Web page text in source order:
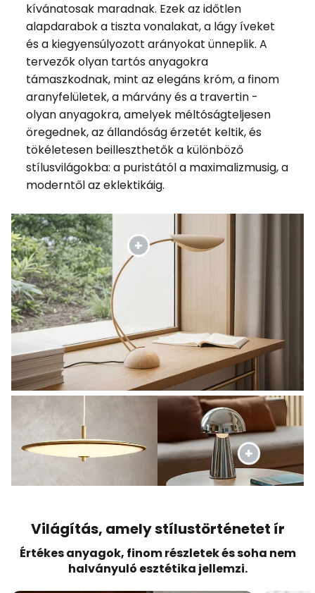
kívánatosak maradnak. Ezek az időtlen
alapdarabok a tiszta vonalakat, a lágy íveket
és a kiegyensúlyozott arányokat ünneplik. A
tervezők olyan tartós anyagokra
támaszkodnak, mint az elegáns króm, a finom
aranyfelületek, a márvány és a travertin -
olyan anyagokra, amelyek méltóságteljesen
öregednek, az állandóság érzetét keltik, és
tökéletesen beilleszthetők a különböző
stílusvilágokba: a puristától a maximalizmusig, a
moderntől az eklektikáig.
Világítás, amely stílustörténetet ír
Értékes anyagok, finom részletek és soha nem
halványuló esztétika jellemzi.